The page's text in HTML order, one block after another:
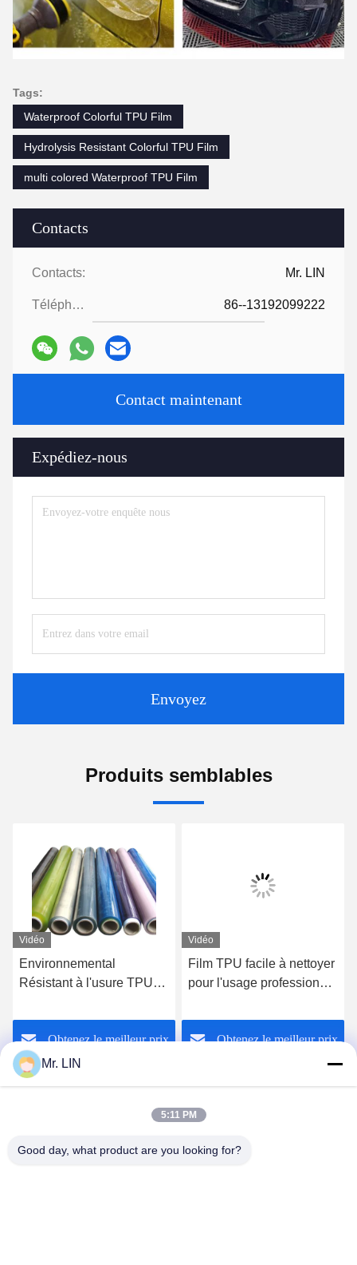
Contacts
Contacts: Mr. LIN
Téléphone: 86--13192099222
Contact maintenant
Expédiez-nous
Envoyez
Tags:
Waterproof Colorful TPU Film
Hydrolysis Resistant Colorful TPU Film
multi colored Waterproof TPU Film
Produits semblables
Vidéo
Environnemental
Résistant à l'usure TPU
personnalisable
Obtenez le meilleur prix
Vidéo
Film TPU facile à nettoyer
pour l'usage professionnel
épaisseur 0,05 mm-1,5
mm Obtenez le meilleur prix
Guangdong Jinhonghai New Material
Mr. LIN
5:11 PM
Good day, what product are you looking for?